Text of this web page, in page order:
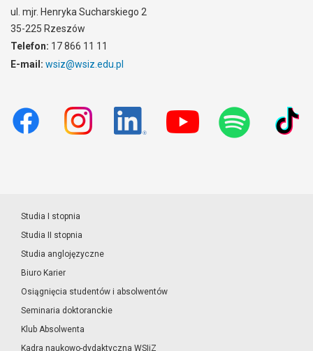
ul. mjr. Henryka Sucharskiego 2
35-225 Rzeszów
Telefon: 17 866 11 11
E-mail: wsiz@wsiz.edu.pl
Studia I stopnia
Studia II stopnia
Studia anglojęzyczne
Biuro Karier
Osiągnięcia studentów i absolwentów
Seminaria doktoranckie
Klub Absolwenta
Kadra naukowo-dydaktyczna WSIiZ